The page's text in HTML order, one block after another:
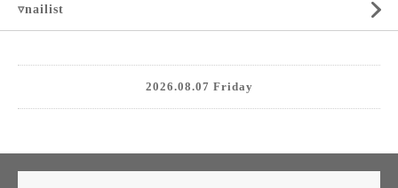
▿nailist
2026.08.07 Friday